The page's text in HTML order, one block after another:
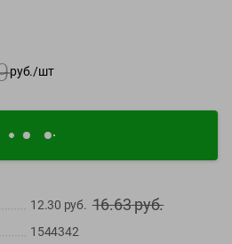
Пт. с 09.00 до 17.00, СБ, ВС -
и комментарии
руб./шт
12.30 руб. 16.63руб.
1544342